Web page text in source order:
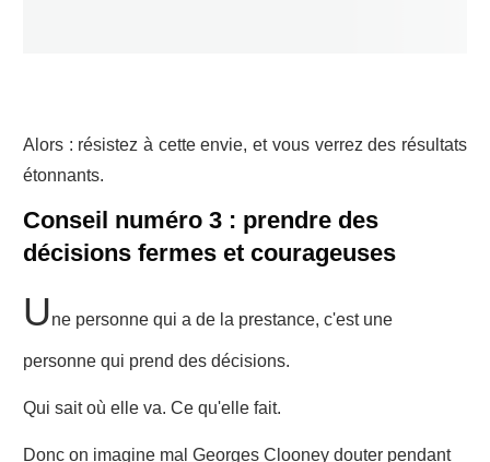
Alors : résistez à cette envie, et vous verrez des résultats
étonnants.
Conseil numéro 3 : prendre des
décisions fermes et courageuses
Une personne qui a de la prestance, c'est une
personne qui prend des décisions.
Qui sait où elle va. Ce qu'elle fait.
Donc on imagine mal Georges Clooney douter pendant